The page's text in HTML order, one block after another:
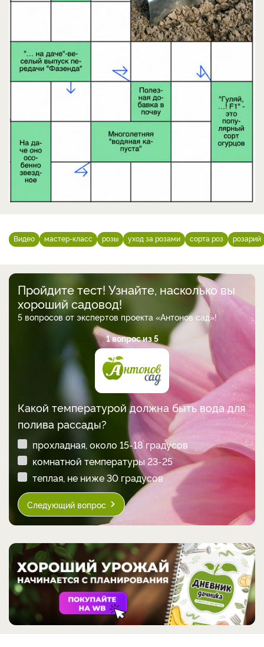
Видео мастер-класс розы уход за розами сорта роз розарий
Пройдите тест! Узнайте, насколько вы
хороший садовод!
5 вопросов от экспертов проекта «Антонов сад»!
1 вопрос из 5
Какой температурой должна быть вода для
полива рассады?
прохладная, около 15-18 градусов
комнатной температуры 23-25
теплая, не ниже 30 градусов
Следующий вопрос